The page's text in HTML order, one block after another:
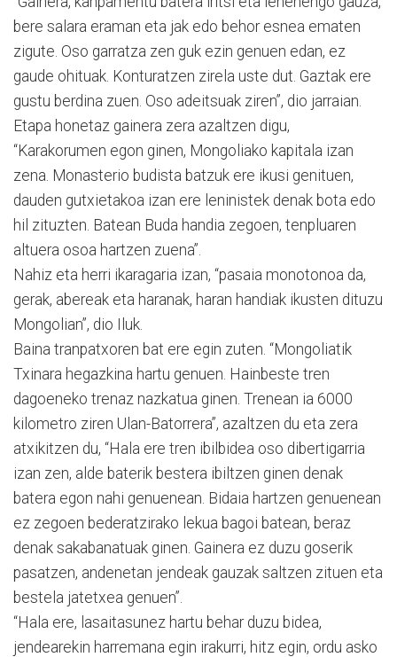
bere salara eraman eta jak edo behor esnea ematen
zigute. Oso garratza zen guk ezin genuen edan, ez
gaude ohituak. Konturatzen zirela uste dut. Gaztak ere
gustu berdina zuen. Oso adeitsuak ziren”, dio jarraian.
Etapa honetaz gainera zera azaltzen digu,
“Karakorumen egon ginen, Mongoliako kapitala izan
zena. Monasterio budista batzuk ere ikusi genituen,
dauden gutxietakoa izan ere leninistek denak bota edo
hil zituzten. Batean Buda handia zegoen, tenpluaren
altuera osoa hartzen zuena”.
Nahiz eta herri ikaragaria izan, “pasaia monotonoa da,
gerak, abereak eta haranak, haran handiak ikusten dituzu
Mongolian”, dio Iluk.
Baina tranpatxoren bat ere egin zuten. “Mongoliatik
Txinara hegazkina hartu genuen. Hainbeste tren
dagoeneko trenaz nazkatua ginen. Trenean ia 6000
kilometro ziren Ulan-Batorrera”, azaltzen du eta zera
atxikitzen du, “Hala ere tren ibilbidea oso dibertigarria
izan zen, alde baterik bestera ibiltzen ginen denak
batera egon nahi genuenean. Bidaia hartzen genuenean
ez zegoen bederatzirako lekua bagoi batean, beraz
denak sakabanatuak ginen. Gainera ez duzu goserik
pasatzen, andenetan jendeak gauzak saltzen zituen eta
bestela jatetxea genuen”.
“Hala ere, lasaitasunez hartu behar duzu bidea,
jendearekin harremana egin irakurri, hitz egin, ordu asko